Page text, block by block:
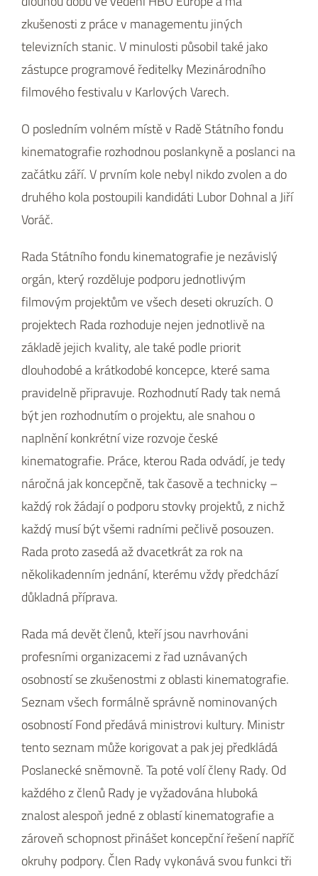
zkušenosti z práce v managementu jiných
televizních stanic. V minulosti působil také jako
zástupce programové ředitelky Mezinárodního
filmového festivalu v Karlových Varech.
O posledním volném místě v Radě Státního fondu
kinematografie rozhodnou poslankyně a poslanci na
začátku září. V prvním kole nebyl nikdo zvolen a do
druhého kola postoupili kandidáti Lubor Dohnal a Jiří
Voráč.
Rada Státního fondu kinematografie je nezávislý
orgán, který rozděluje podporu jednotlivým
filmovým projektům ve všech deseti okruzích. O
projektech Rada rozhoduje nejen jednotlivě na
základě jejich kvality, ale také podle priorit
dlouhodobé a krátkodobé koncepce, které sama
pravidelně připravuje. Rozhodnutí Rady tak nemá
být jen rozhodnutím o projektu, ale snahou o
naplnění konkrétní vize rozvoje české
kinematografie. Práce, kterou Rada odvádí, je tedy
náročná jak koncepčně, tak časově a technicky –
každý rok žádají o podporu stovky projektů, z nichž
každý musí být všemi radními pečlivě posouzen.
Rada proto zasedá až dvacetkrát za rok na
několikadenním jednání, kterému vždy předchází
důkladná příprava.
Rada má devět členů, kteří jsou navrhováni
profesními organizacemi z řad uznávaných
osobností se zkušenostmi z oblasti kinematografie.
Seznam všech formálně správně nominovaných
osobností Fond předává ministrovi kultury. Ministr
tento seznam může korigovat a pak jej předkládá
Poslanecké sněmovně. Ta poté volí členy Rady. Od
každého z členů Rady je vyžadována hluboká
znalost alespoň jedné z oblastí kinematografie a
zároveň schopnost přinášet koncepční řešení napříč
okruhy podpory. Člen Rady vykonává svou funkci tři